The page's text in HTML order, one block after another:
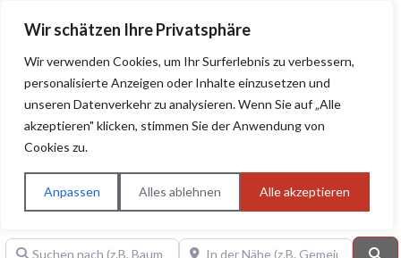
Wir schätzen Ihre Privatsphäre
Wir verwenden Cookies, um Ihr Surferlebnis zu verbessern,
personalisierte Anzeigen oder Inhalte einzusetzen und
unseren Datenverkehr zu analysieren. Wenn Sie auf „Alle
akzeptieren" klicken, stimmen Sie der Anwendung von
Cookies zu.
Anpassen Alles ablehnen Alle akzeptieren
BAUHERRENHILFE.orgQualitätssiegel!
Sie finden hier nur Qualitätsbetriebe, die mit dem DIAMANT,
PLATIN, GOLD, SILBER, ANWÄRTER "Bauherrenhilfe.org-
Qualitätssiegel" ausgezeichnet sind.
Suchen nach (z.B. Baumeister oder Dachdecker)In der Nähe (z.B. Gemeinde Baden)